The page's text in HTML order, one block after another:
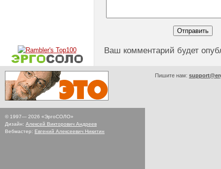
Ваш комментарий будет
© 1997— 2026 «ЭргоСОЛО»
Дизайн: Алексей Викторович Андреев
Вебмастер: Евгений Алексеевич Никитин
Пишите нам: